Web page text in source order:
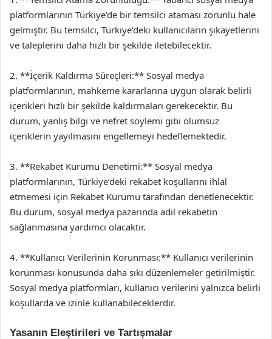
platformlarının Türkiye’de bir temsilci ataması zorunlu hale
gelmiştir. Bu temsilci, Türkiye’deki kullanıcıların şikayetlerini
ve taleplerini daha hızlı bir şekilde iletebilecektir.
2. **İçerik Kaldırma Süreçleri:** Sosyal medya
platformlarının, mahkeme kararlarına uygun olarak belirli
içerikleri hızlı bir şekilde kaldırmaları gerekecektir. Bu
durum, yanlış bilgi ve nefret söylemi gibi olumsuz
içeriklerin yayılmasını engellemeyi hedeflemektedir.
3. **Rekabet Kurumu Denetimi:** Sosyal medya
platformlarının, Türkiye’deki rekabet koşullarını ihlal
etmemesi için Rekabet Kurumu tarafından denetlenecektir.
Bu durum, sosyal medya pazarında adil rekabetin
sağlanmasına yardımcı olacaktır.
4. **Kullanıcı Verilerinin Korunması:** Kullanıcı verilerinin
korunması konusunda daha sıkı düzenlemeler getirilmiştir.
Sosyal medya platformları, kullanıcı verilerini yalnızca belirli
koşullarda ve izinle kullanabileceklerdir.
Yasanın Eleştirileri ve Tartışmalar